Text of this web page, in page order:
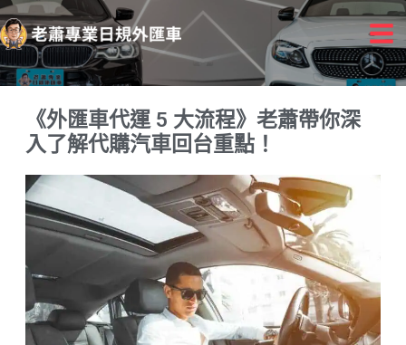
跳
至
主
要
《外匯車代運 5 大流程》老蕭帶你深
入了解代購汽車回台重點！